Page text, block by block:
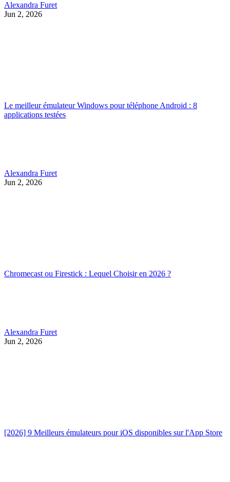
Alexandra Furet
Jun 2, 2026
Le meilleur émulateur Windows pour téléphone Android : 8
applications testées
Alexandra Furet
Jun 2, 2026
Chromecast ou Firestick : Lequel Choisir en 2026 ?
Alexandra Furet
Jun 2, 2026
[2026] 9 Meilleurs émulateurs pour iOS disponibles sur l'App Store